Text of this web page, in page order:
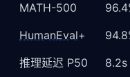
MATH-500
HumanEval+
推理延迟 P50
8.2s